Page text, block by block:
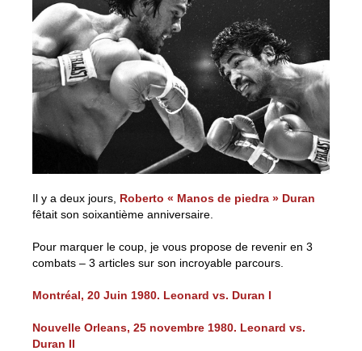
Il y a deux jours, Roberto « Manos de piedra » Duran
fêtait son soixantième anniversaire.
Pour marquer le coup, je vous propose de revenir en 3
combats – 3 articles sur son incroyable parcours.
Montréal, 20 Juin 1980. Leonard vs. Duran I
Nouvelle Orleans, 25 novembre 1980. Leonard vs.
Duran II